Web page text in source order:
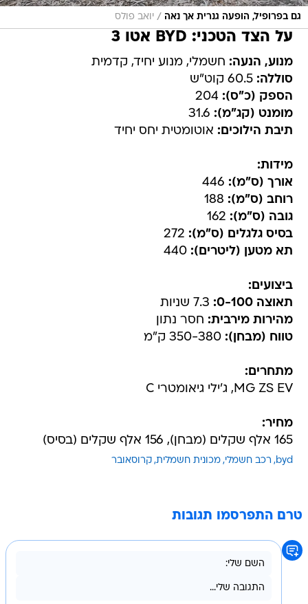
גם בפרופיל, הופעה גנרית אך נאה / יואב פולס
על הצד הטכני: BYD אטו 3
מנוע, הנעה: חשמלי, מנוע יחיד, קדמית
סוללה: 60.5 קוט"ש
הספק (כ"ס):
מומנט (קג"מ):
תיבת הילוכים: אוטומטית יחס יחיד
מידות:
אורך (ס"מ):
רוחב (ס"מ):
גובה (ס"מ):
בסיס גלגלים (ס"מ):
תא מטען (ליטרים): 440
ביצועים:
תאוצה 0-100:
מהירות מירבית: חסר נתון
טווח (מבחן): 350-380 ק"מ
מתחרים:
MG ZS EV, ג'ילי גיאומטרי C
מחיר:
165 אלף שקלים (מבחן), 156 אלף שקלים (בסיס)
byd רכב חשמלי מכונית חשמלית קרוסאובר
טרם התפרסמו תגובות